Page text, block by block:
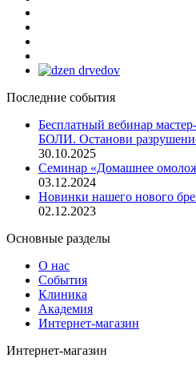
Последние события
Бесплатный вебинар
БОЛИ. Останови
30.10.2025
Семинар «Домашнее
03.12.2024
Новинки нашего нового
02.12.2023
Основные разделы
О нас
События
Клиника
Академия
Интернет-магазин
Интернет-магазин